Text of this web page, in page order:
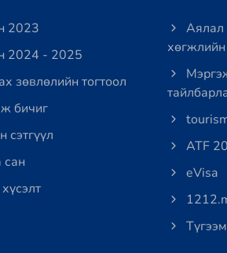
2023
2024 - 2025
зөвлөлийн тогтоол
бичиг
сэтгүүл
Аялал
ATF
eVisa